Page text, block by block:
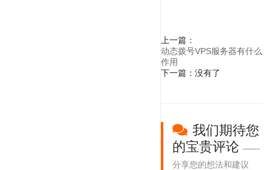
上一篇：
动态拨号VPS服务器有什么
作用
下一篇：没有了
我们期待您
的宝贵评论 ——
分享您的想法和建议